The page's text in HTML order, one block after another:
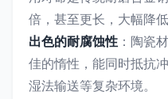
倍，甚至更长，大幅降
出色的耐腐蚀性 ：陶瓷
佳的惰性，能同时抵抗
湿法输送等复杂环境。